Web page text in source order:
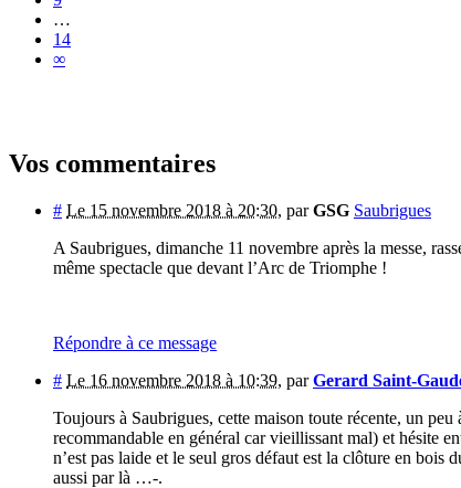
…
14
∞
Vos commentaires
# Le 15 novembre 2018 à 20:30, parGSG Saubrigues
A Saubrigues, dimanche 11 novembre après la messe,
même spectacle que devant l’Arc de Triomphe !
Répondre à ce message
# Le 16 novembre 2018 à 10:39, parGerard Saint-
Toujours à Saubrigues, cette maison toute récente, un
recommandable en général car vieillissant mal) et hésite
n’est pas laide et le seul gros défaut est la clôture en bois
aussi par là …-.